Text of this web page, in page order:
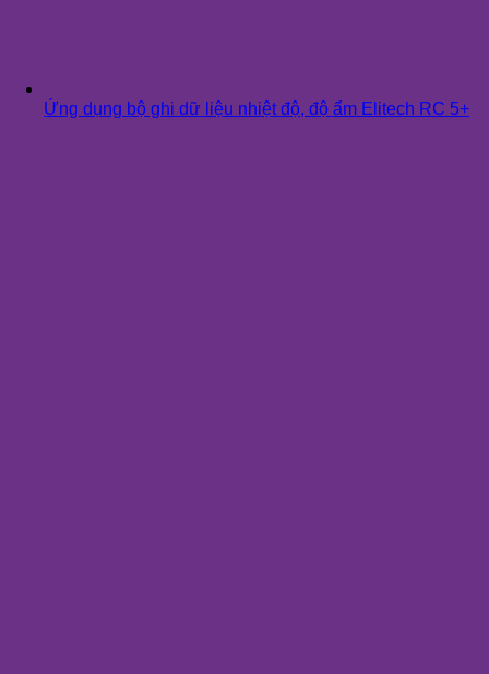
Ứng dụng bộ ghi dữ liệu nhiệt độ, độ ẩm Elitech RC 5+